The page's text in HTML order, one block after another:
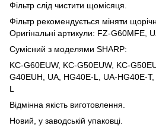
Фільтр слід чистити щомісяця.
Фільтр рекомендується міняти
Оригінальні артикули: FZ-G60MFE,
Сумісний з моделями SHARP:
KC-G60EUW, KC-G50EUW, KC-
G40EUH, UA, HG40E-L, UA-HG40E-
L
Відмінна якість виготовлення.
Новий, у заводській упаковці.